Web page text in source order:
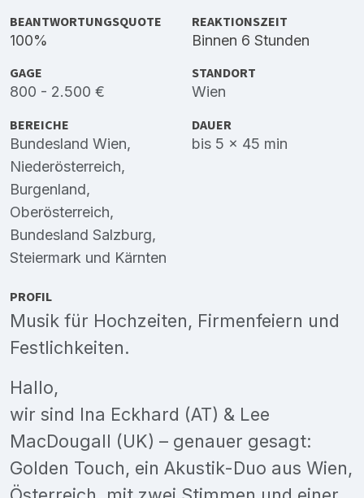
BEANTWORTUNGSQUOTE
100%
REAKTIONSZEIT
Binnen 6 Stunden
GAGE
800 - 2.500 €
STANDORT
Wien
BEREICHE
Bundesland Wien,
Niederösterreich,
Burgenland,
Oberösterreich,
Bundesland Salzburg,
Steiermark und Kärnten
DAUER
bis 5 x 45 min
PROFIL
Musik für Hochzeiten, Firmenfeiern und
Festlichkeiten.
Hallo,
wir sind Ina Eckhard (AT) & Lee
MacDougall (UK) – genauer gesagt:
Golden Touch, ein Akustik-Duo aus Wien,